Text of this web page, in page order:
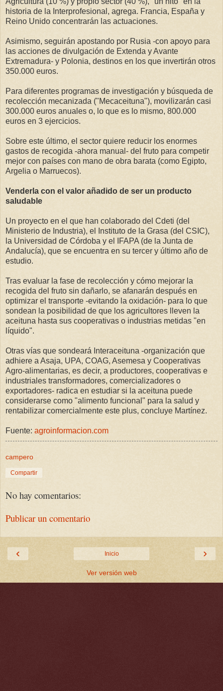
historia de la Interprofesional, agrega. Francia, España y
Reino Unido concentrarán las actuaciones.
Asimismo, seguirán apostando por Rusia -con apoyo para
las acciones de divulgación de Extenda y Avante
Extremadura- y Polonia, destinos en los que invertirán otros
350.000 euros.
Para diferentes programas de investigación y búsqueda de
recolección mecanizada ("Mecaceituna"), movilizarán casi
300.000 euros anuales o, lo que es lo mismo, 800.000
euros en 3 ejercicios.
Sobre este último, el sector quiere reducir los enormes
gastos de recogida -ahora manual- del fruto para competir
mejor con países con mano de obra barata (como Egipto,
Argelia o Marruecos).
Venderla con el valor añadido de ser un producto
saludable
Un proyecto en el que han colaborado del Cdeti (del
Ministerio de Industria), el Instituto de la Grasa (del CSIC),
la Universidad de Córdoba y el IFAPA (de la Junta de
Andalucía), que se encuentra en su tercer y último año de
estudio.
Tras evaluar la fase de recolección y cómo mejorar la
recogida del fruto sin dañarlo, se afanarán después en
optimizar el transporte -evitando la oxidación- para lo que
sondean la posibilidad de que los agricultores lleven la
aceituna hasta sus cooperativas o industrias metidas "en
líquido".
Otras vías que sondeará Interaceituna -organización que
adhiere a Asaja, UPA, COAG, Asemesa y Cooperativas
Agro-alimentarias, es decir, a productores, cooperativas e
industriales transformadores, comercializadores o
exportadores- radica en estudiar si la aceituna puede
considerarse como "alimento funcional" para la salud y
rentabilizar comercialmente este plus, concluye Martínez.
Fuente: agroinformacion.com
campero
Compartir
No hay comentarios:
Publicar un comentario
‹ ›
Inicio
Ver versión web